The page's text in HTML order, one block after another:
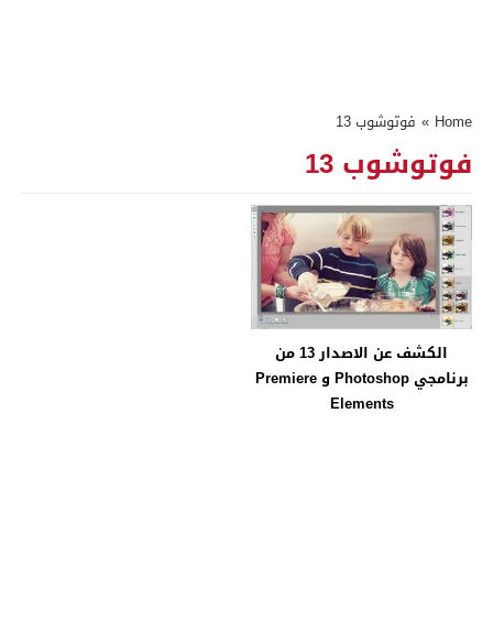
Home
» فوتوشوب 13
فوتوشوب 13
الكشف عن الاصدار 13 من
برنامجي Photoshop و Premiere
Elements